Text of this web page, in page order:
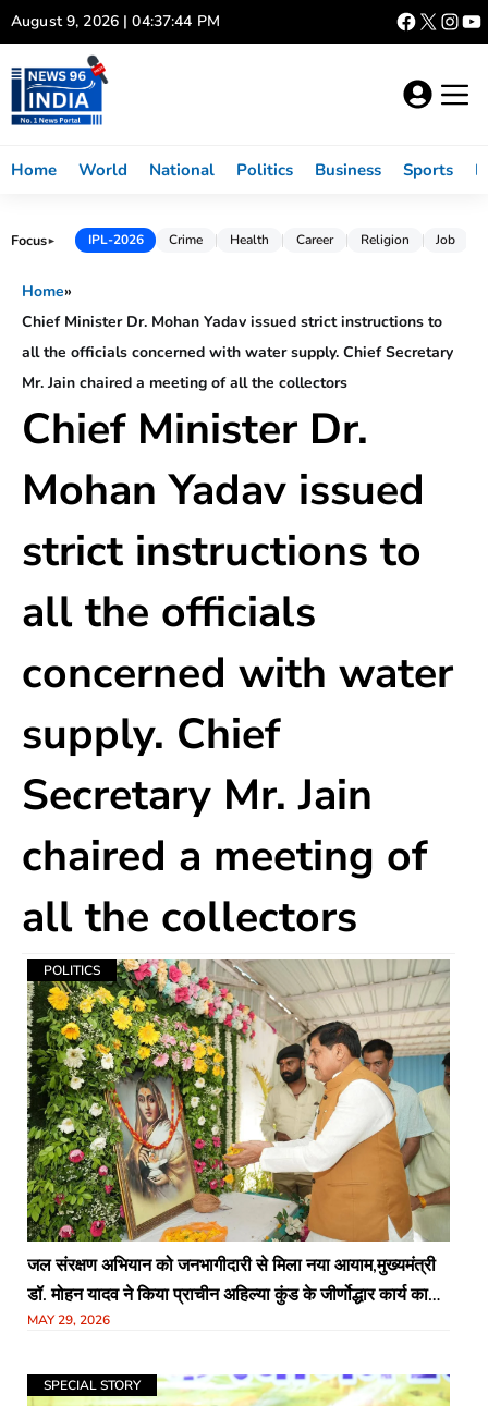
Skip
to
content
August 9, 2026 | 04:37:45 PM
Home World National Politics Business Sports
Focus► IPL-2026 Crime Health Career Religion Job
Home»
Chief Minister Dr. Mohan Yadav issued strict instructions to
all the officials concerned with water supply. Chief Secretary
Mr. Jain chaired a meeting of all the collectors
Chief Minister Dr.
Mohan Yadav issued
strict instructions to
all the officials
concerned with water
supply. Chief
Secretary Mr. Jain
chaired a meeting of
all the collectors
POLITICS
जल संरक्षण अभियान को जनभागीदारी से मिला नया आयाम,मुख्यमंत्री
डॉ. मोहन यादव ने किया प्राचीन अहिल्या कुंड के जीर्णोद्धार कार्य का
निरीक्षण
MAY 29, 2026
SPECIAL STORY